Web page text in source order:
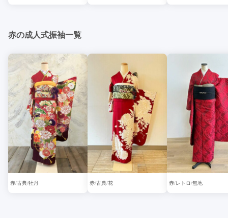
赤の成人式振袖一覧
赤 古典 牡丹 赤 古典 花 赤 レトロ 無地